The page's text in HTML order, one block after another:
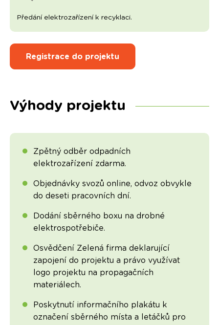
Předání elektrozařízení k recyklaci.
Registrace do projektu
Výhody projektu
Zpětný odběr odpadních
elektrozařízení zdarma.
Objednávky svozů online, odvoz obvykle
do deseti pracovních dní.
Dodání sběrného boxu na drobné
elektrospotřebiče.
Osvědčení Zelená firma deklarující
zapojení do projektu a právo využívat
logo projektu na propagačních
materiálech.
Poskytnutí informačního plakátu k
označení sběrného místa a letáčků pro